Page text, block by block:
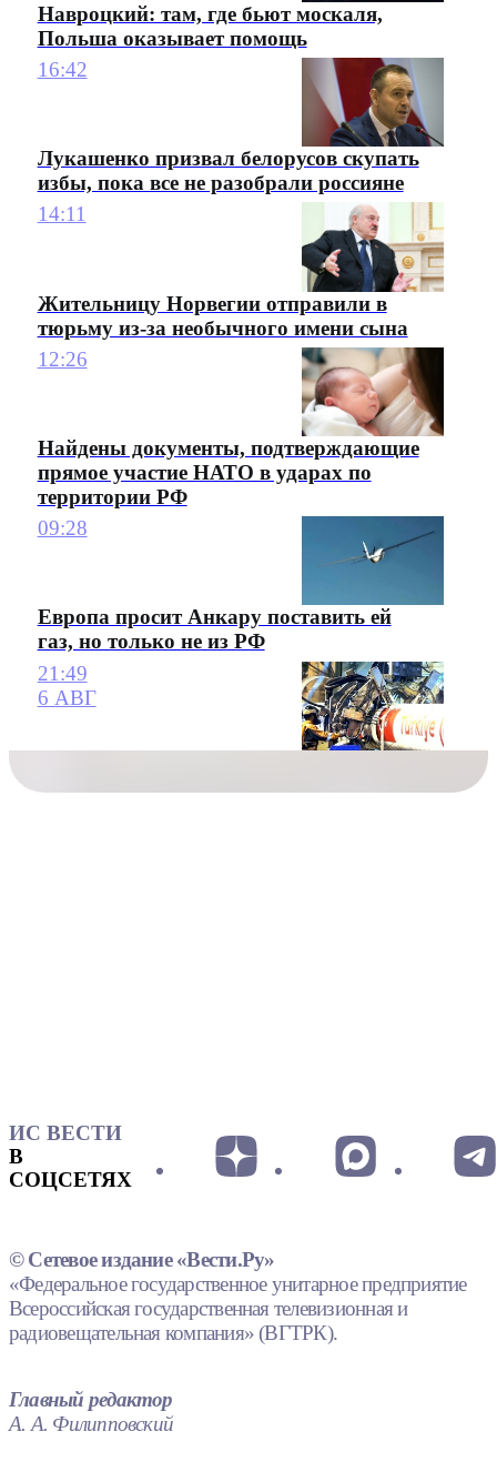
Навроцкий: там, где бьют москаля,
Польша оказывает помощь
16:42
Лукашенко призвал белорусов скупать
избы, пока все не разобрали россияне
14:11
Жительницу Норвегии отправили в
тюрьму из-за необычного имени сына
12:26
Найдены документы, подтверждающие
прямое участие НАТО в ударах по
территории РФ
09:28
Европа просит Анкару поставить ей
газ, но только не из РФ
21:49
6 АВГ
ИС ВЕСТИ
В
СОЦСЕТЯХ
© Сетевое издание «Вести.Ру»
«Федеральное государственное унитарное предприятие
Всероссийская государственная телевизионная и
радиовещательная компания» (ВГТРК).
Главный редактор
А. А. Филипповский